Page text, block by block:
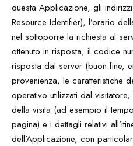
questa Applicazione, gli
Resource Identifier), l’orario
nel sottoporre la richiesta al
ottenuto in risposta, il codice
risposta dal server (buon fine,
provenienza, le caratteristiche
operativo utilizzati dal
della visita (ad esempio il
pagina) e i dettagli relativi
dell’Applicazione, con